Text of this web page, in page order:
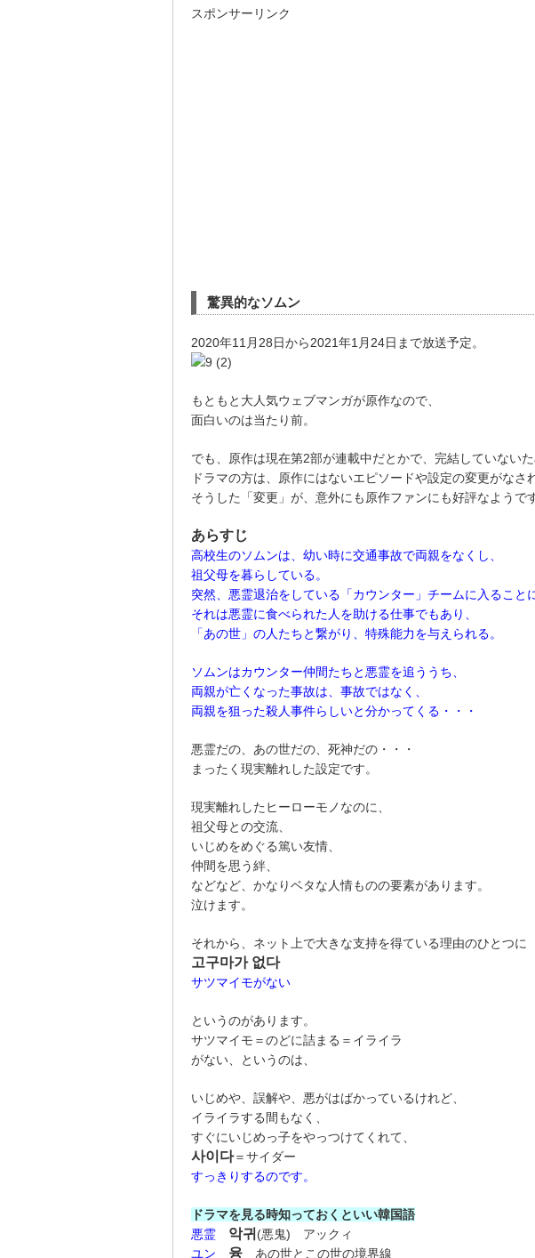
スポンサーリンク
驚異的なソムン
2020年11月28日から2021年1月24日まで放送予定。
もともと大人気ウェブマンガが原作なので、
面白いのは当たり前。
でも、原作は現在第2部が連載中だとかで、完結していない
ドラマの方は、原作にはないエピソードや設定の変更がなさ
そうした「変更」が、意外にも原作ファンにも好評なようで
あらすじ
高校生のソムンは、幼い時に交通事故で両親をなくし、
祖父母を暮らしている。
突然、悪霊退治をしている「カウンター」チームに入ること
それは悪霊に食べられた人を助ける仕事でもあり、
「あの世」の人たちと繋がり、特殊能力を与えられる。
ソムンはカウンター仲間たちと悪霊を追ううち、
両親が亡くなった事故は、事故ではなく、
両親を狙った殺人事件らしいと分かってくる・・・
悪霊だの、あの世だの、死神だの・・・
まったく現実離れした設定です。
現実離れしたヒーローモノなのに、
祖父母との交流、
いじめをめぐる篤い友情、
仲間を思う絆、
などなど、かなりベタな人情ものの要素があります。
泣けます。
それから、ネット上で大きな支持を得ている理由のひとつに
고구마가 없다
サツマイモがない
というのがあります。
サツマイモ＝のどに詰まる＝イライラ
がない、というのは、
いじめや、誤解や、悪がはばかっているけれど、
イライラする間もなく、
すぐにいじめっ子をやっつけてくれて、
사이다＝サイダー
すっきりするのです。
ドラマを見る時知っておくといい韓国語
悪霊
악귀 (悪鬼) アックィ
ユン
융 あの世とこの世の境界線